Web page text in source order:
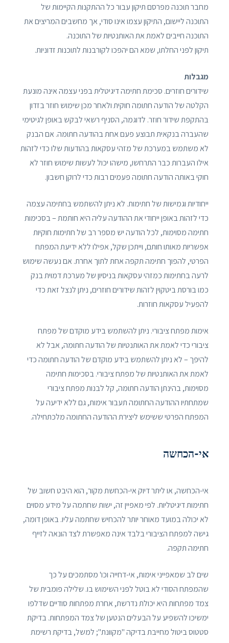
מחבר תוכנה מפרסם תיקון עבור כל ההתקנות הקיימות של
התוכנה ליישום, התיקון עצמו אינו סודי, אך מחשבים המריצים את
התוכנה חייבים לאמת את האותנטיות של התוכנה.
תיקון לפני החלתו, שמא הם יהפכו לקורבנות לתוכנות זדוניות.
מגבלות
שידורים חוזרים. סכימת חתימה דיגיטלית בפני עצמה אינה מונעת
הקלטה של ​​הודעה חתומה חוקית ולאחר מכן שימוש חוזר בזדון
בהתקפת שידור חוזר. לדוגמה, הסניף רשאי לבקש באופן לגיטימי
שהעברה בנקאית תבוצע פעם אחת בהודעה חתומה. אם הבנק
לא משתמש במערכת של מזהי עסקאות בהודעות שלו כדי לזהות
אילו העברות כבר התרחשו, מישהו יכול לעשות שימוש חוזר לא
חוקי באותה הודעה חתומה פעמים רבות כדי לרוקן חשבון.
ייחודיות וגמישות של חתימות. לא ניתן להשתמש בחתימה עצמה
כדי לזהות באופן ייחודי את ההודעה עליה היא חותמת – בסכימות
חתימה מסוימות, לכל הודעה יש מספר רב של חתימות חוקיות
אפשריות מאותו חותם, וייתכן שקל, אפילו ללא ידיעת המפתח
הפרטי, להפוך חתימה תקפה אחת לתוך אחרת. אם נעשה שימוש
לרעה בחתימות כמזהי עסקאות בניסיון של מערכת דמוית בנק
כמו בורסת ביטקוין לזהות שידורים חוזרים, ניתן לנצל זאת כדי
להפעיל עסקאות חוזרות.
אימות מפתח ציבורי. ניתן להשתמש בידע מוקדם של מפתח
ציבורי כדי לאמת את האותנטיות של הודעה חתומה, אבל לא
להיפך – לא ניתן להשתמש בידע מוקדם של הודעה חתומה כדי
לאמת את האותנטיות של מפתח ציבורי. בסכימות חתימה
מסוימות, בהינתן הודעה חתומה, קל לבנות מפתח ציבורי
שמתחתיו ההודעה החתומה תעבור אימות, גם ללא ידיעה על
המפתח הפרטי ששימש ליצירת ההודעה החתומה מלכתחילה.
אי-הכחשה
אי-הכחשה, או ליתר דיוק אי-הכחשת מקור, הוא היבט חשוב של
חתימות דיגיטליות. לפי מאפיין זה, ישות שחתמה על מידע מסוים
לא יכולה במועד מאוחר יותר להכחיש שחתמה עליו. באופן דומה,
גישה למפתח הציבורי בלבד אינה מאפשרת לצד הונאה לזייף
חתימה תקפה.
שים לב שמאפייני אימות, אי-דחייה וכו' מסתמכים על כך
שהמפתח הסודי לא בוטל לפני השימוש בו. שלילה פומבית של
צמד מפתחות היא יכולת נדרשת, אחרת מפתחות סודיים שדלפו
ימשיכו להשפיע על הבעלים הנטען של צמד המפתחות. בדיקת
סטטוס ביטול מחייבת בדיקה "מקוונת"; למשל, בדיקת רשימת